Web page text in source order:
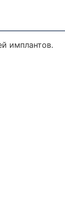
имплантов.